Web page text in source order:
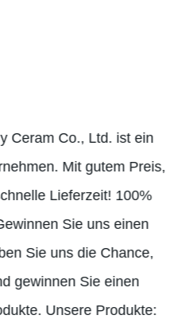
Ceram Co., Ltd. ist ein
Mit gutem Preis,
Lieferzeit! 100%
Sie uns einen
Sie uns die Chance,
gewinnen Sie einen
Unsere Produkte: